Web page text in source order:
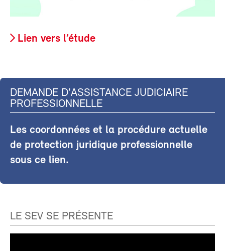
Lien vers l’étude
DEMANDE D'ASSISTANCE JUDICIAIRE
PROFESSIONNELLE
Les coordonnées et la procédure actuelle
de protection juridique professionnelle
sous ce lien.
LE SEV SE PRÉSENTE